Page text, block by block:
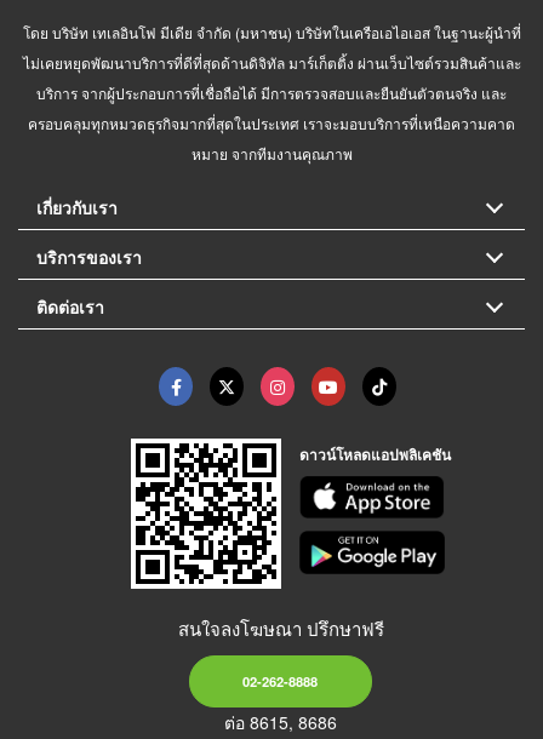
โดย บริษัท เทเลอินโฟ มีเดีย จำกัด (มหาชน) บริษัทในเครือเอไอเอส ในฐานะผู้นำที่
ไม่เคยหยุดพัฒนาบริการที่ดีที่สุดด้านดิจิทัล มาร์เก็ตติ้ง ผ่านเว็บไซต์รวมสินค้าและ
บริการ จากผู้ประกอบการที่เชื่อถือได้ มีการตรวจสอบและยืนยันตัวตนจริง และ
ครอบคลุมทุกหมวดธุรกิจมากที่สุดในประเทศ เราจะมอบบริการที่เหนือความคาด
หมาย จากทีมงานคุณภาพ
เกี่ยวกับเรา
บริการของเรา
ติดต่อเรา
ดาวน์โหลดแอปพลิเคชัน
สนใจลงโฆษณา ปรึกษาฟรี
02-262-8888
ต่อ 8615, 8686